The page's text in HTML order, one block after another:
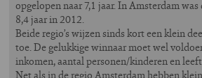
opgelopen naar 7,1 jaar. In Amsterdam
8,4 jaar in 2012.
Beide regio’s wijzen sinds kort een klein
toe. De gelukkige winnaar moet wel
inkomen, aantal personen/kinderen en
Net als in de regio Amsterdam hebben